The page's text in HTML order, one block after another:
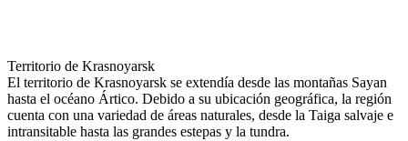
Territorio de Krasnoyarsk
El territorio de Krasnoyarsk se extendía desde las montañas Sayan
hasta el océano Ártico. Debido a su ubicación geográfica, la región
cuenta con una variedad de áreas naturales, desde la Taiga salvaje e
intransitable hasta las grandes estepas y la tundra.